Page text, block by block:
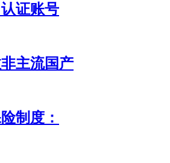
证账号
主流国产
制度：